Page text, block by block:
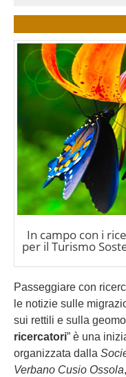
In campo con i
per il Turismo
Passeggiare con
le notizie sulle
sui rettili e sulla
ricercatori” è una
organizzata dalla
Verbano Cusio Ossola